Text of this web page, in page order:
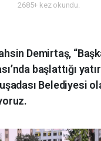
2685+ kez okundu.
Demirtaş,
başlattığı
Belediyesi